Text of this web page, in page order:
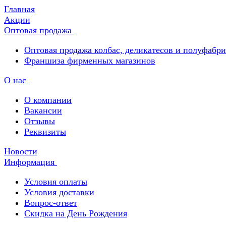
Главная
Акции
Оптовая продажа
Оптовая продажа колбас, деликатесов и
Франшиза фирменных магазинов
О нас
О компании
Вакансии
Отзывы
Реквизиты
Новости
Информация
Условия оплаты
Условия доставки
Вопрос-ответ
Скидка на День Рождения